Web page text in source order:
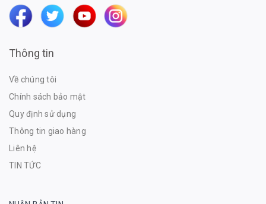
Thông tin
Về chúng tôi
Chính sách bảo mật
Quy định sử dụng
Thông tin giao hàng
Liên hệ
TIN TỨC